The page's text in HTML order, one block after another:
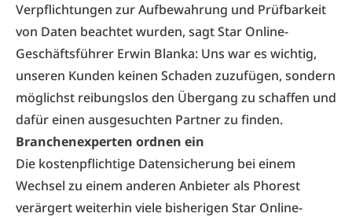
Verpflichtungen zur Aufbewahrung und Prüfbarkeit
von Daten beachtet wurden, sagt Star Online-
Geschäftsführer Erwin Blanka: Uns war es wichtig,
unseren Kunden keinen Schaden zuzufügen, sondern
möglichst reibungslos den Übergang zu schaffen und
dafür einen ausgesuchten Partner zu finden.
Branchenexperten ordnen ein
Die kostenpflichtige Datensicherung bei einem
Wechsel zu einem anderen Anbieter als Phorest
verärgert weiterhin viele bisherigen Star Online-